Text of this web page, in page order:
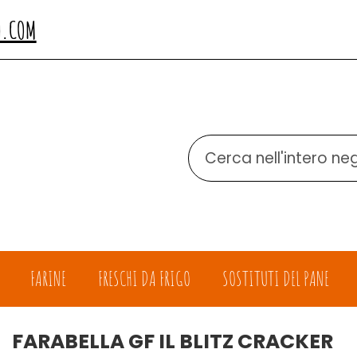
Cerca
Prodotto
FARINE FRESCHI DA FRIGO SOSTITUTI DEL PANE
FARABELLA GF IL BLITZ CRACKER